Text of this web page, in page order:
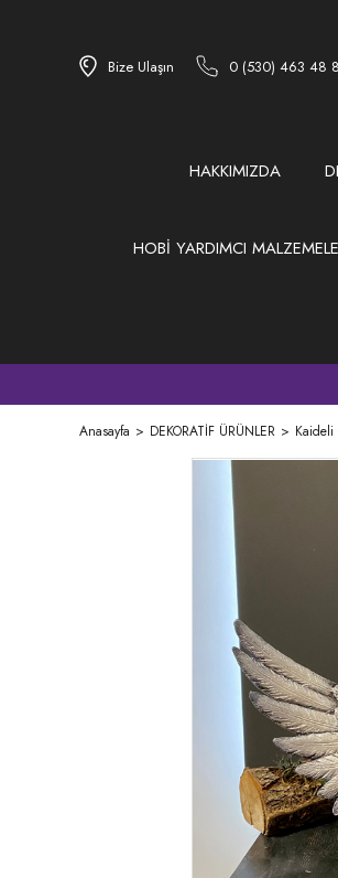
Bize Ulaşın 0 (530) 463 48
HAKKIMIZDA
HOBİ YARDIMCI
Anasayfa DEKORATİF ÜRÜNLER Kaideli